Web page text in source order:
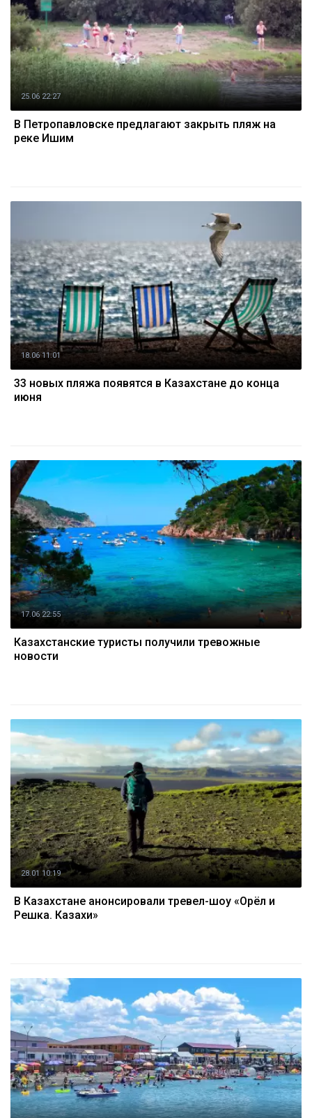
25.06 22:27
В Петропавловске предлагают закрыть пляж на
реке Ишим
18.06 11:01
33 новых пляжа появятся в Казахстане до конца
июня
17.06 22:55
Казахстанские туристы получили тревожные
новости
28.01 10:19
В Казахстане анонсировали тревел-шоу «Орёл и
Решка. Казахи»